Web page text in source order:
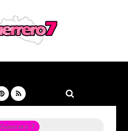
Guerrero 7